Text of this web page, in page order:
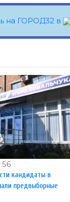
на ГОРОД32 в
кандидаты в
предвыборные